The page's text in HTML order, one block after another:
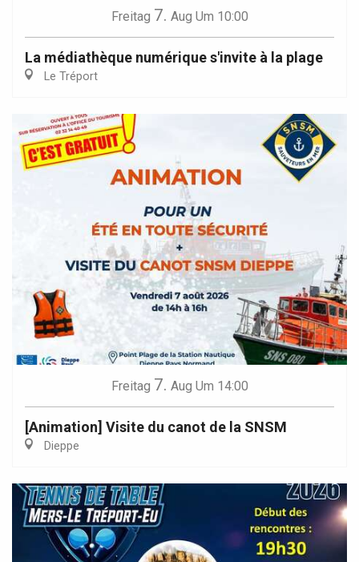
Freitag 7. Aug Um 10:00
La médiathèque numérique s'invite à la plage
Le Tréport
Freitag 7. Aug Um 14:00
[Animation] Visite du canot de la SNSM
Dieppe